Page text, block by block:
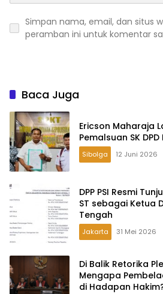
Simpan nama, email, dan situs
peramban ini untuk komentar
Baca Juga
Ericson Maharaja
Pemalsuan SK
Sibolga 12 Juni 2026
DPP PSI Resmi
ST sebagai Ketua
Tengah
Jakarta 31 Mei 2026
Di Balik Retorika
Mengapa
di Hadapan